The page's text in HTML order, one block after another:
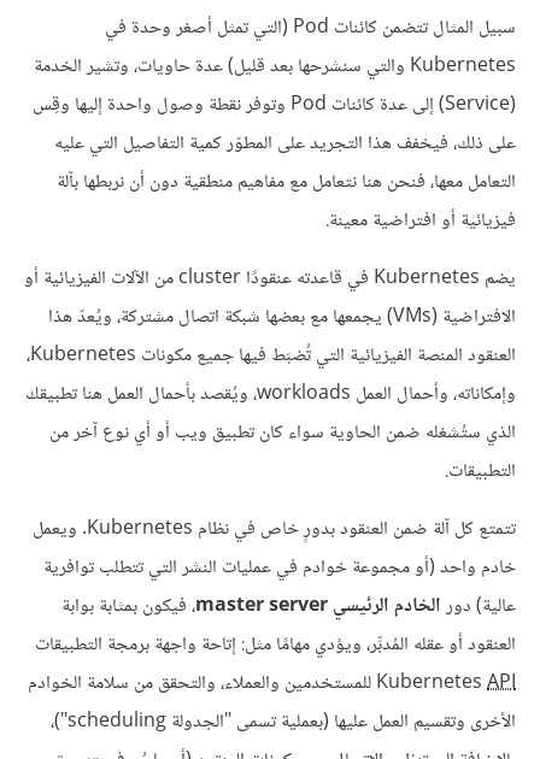
سبيل المثال تتضمن كائنات Pod (التي تمثل أصغر وحدة في
Kubernetes والتي سنشرحها بعد قليل) عدة حاويات، وتشير الخدمة
(Service) إلى عدة كائنات Pod وتوفر نقطة وصول واحدة إليها وقِس
على ذلك، فيخفف هذا التجريد على المطوّر كمية التفاصيل التي عليه
التعامل معها، فنحن هنا نتعامل مع مفاهيم منطقية دون أن نربطها بآلة
فيزيائية أو افتراضية معينة.
يضم Kubernetes في قاعدته عنقودًا cluster من الآلات الفيزيائية أو
الافتراضية (VMs) يجمعها مع بعضها شبكة اتصال مشتركة، ويُعدّ هذا
العنقود المنصة الفيزيائية التي تُضبَط فيها جميع مكونات Kubernetes،
وإمكاناته، وأحمال العمل workloads، ويُقصد بأحمال العمل هنا تطبيقك
الذي ستُشغله ضمن الحاوية سواء كان تطبيق ويب أو أي نوع آخر من
التطبيقات.
تتمتع كل آلة ضمن العنقود بدورٍ خاص في نظام Kubernetes. ويعمل
خادم واحد (أو مجموعة خوادم في عمليات النشر التي تتطلب توافرية
عالية) دورالخادم الرئيسي master server
، فيكون بمثابة بوابة
العنقود أو عقله المُدبِّر، ويؤدي مهامًا مثل: إتاحة واجهة برمجة التطبيقات
KubernetesAPI
للمستخدمين والعملاء، والتحقق من سلامة الخوادم
الأخرى وتقسيم العمل عليها (بعملية تسمى "الجدولة scheduling")،